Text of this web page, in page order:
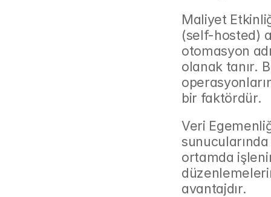
Maliyet
(self-hosted)
otomasyon
olanak tanır.
bir faktördür.
Veri
ortamda
avantajdır.